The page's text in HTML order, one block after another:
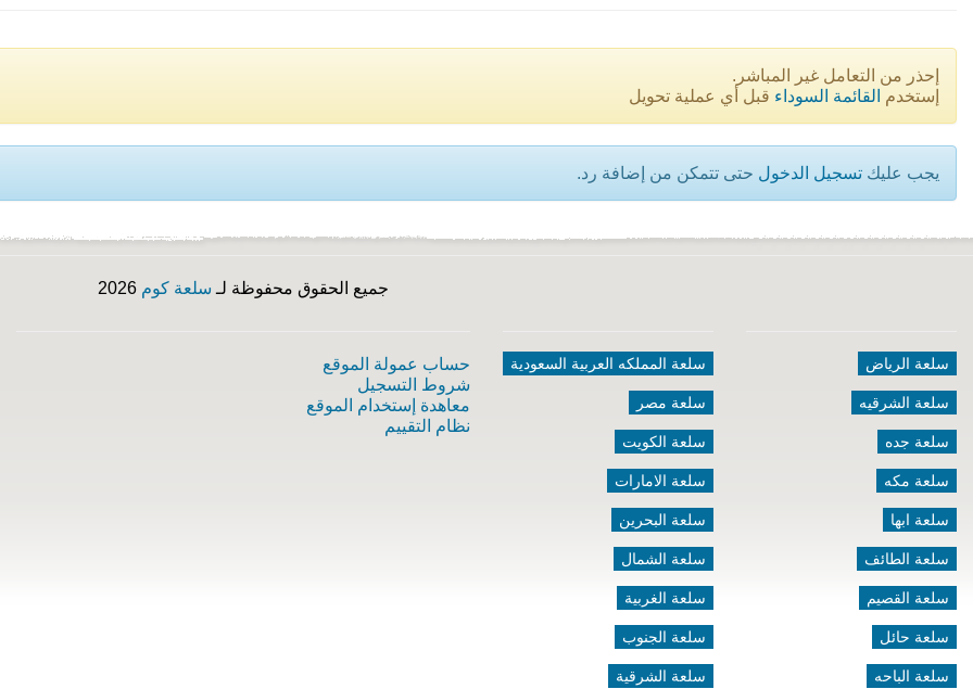
إحذر من التعامل غير المباشر.
إستخدم القائمة السوداء قبل أي عملية تحويل
يجب عليك تسجيل الدخول حتى تتمكن من إضافة رد.
جميع الحقوق محفوظة لـ سلعة كوم
سلعة الرياض
سلعة الشرقيه
سلعة جده
سلعة مكه
سلعة ابها
سلعة الطائف
سلعة القصيم
سلعة حائل
سلعة الباحه
سلعة المملكه العربية السعودية
سلعة مصر
سلعة الكويت
سلعة الامارات
سلعة البحرين
سلعة الشمال
سلعة الغربية
سلعة الجنوب
سلعة الشرقية
حساب عمولة الموقع
شروط التسجيل
معاهدة إستخدام الموقع
نظام التقييم